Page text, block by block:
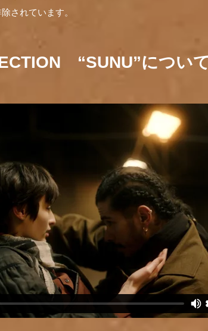
されています。
“SUNU”につい